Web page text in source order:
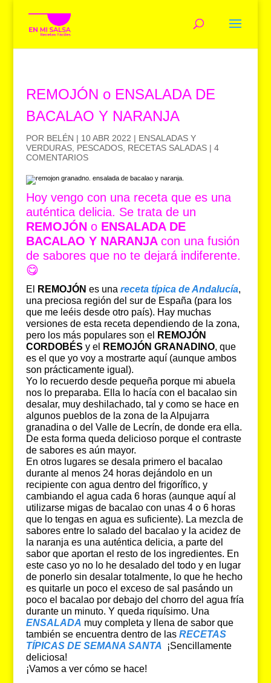
REMOJÓN o ENSALADA DE
BACALAO Y NARANJA
POR BELÉN | 10 ABR 2022 | ENSALADAS Y
VERDURAS, PESCADOS, RECETAS SALADAS| 4
COMENTARIOS
Hoy vengo con una receta que es una
auténtica delicia. Se trata de un
REMOJÓN o ENSALADA DE
BACALAO Y NARANJA con una fusión
de sabores que no te dejará indiferente.
😋
El REMOJÓN es una receta típica de Andalucía,
una preciosa región del sur de España (para los
que me leéis desde otro país). Hay muchas
versiones de esta receta dependiendo de la zona,
pero los más populares son el
REMOJÓN
CORDOBÉS y el REMOJÓN GRANADINO, que
es el que yo voy a mostrarte aquí (aunque ambos
son prácticamente igual).
Yo lo recuerdo desde pequeña porque mi abuela
nos lo preparaba. Ella lo hacía con el bacalao sin
desalar, muy deshilachado, tal y como se hace en
algunos pueblos de la zona de la Alpujarra
granadina o del Valle de Lecrín, de donde era ella.
De esta forma queda delicioso porque el contraste
de sabores es aún mayor.
En otros lugares se desala primero el bacalao
durante al menos 24 horas dejándolo en un
recipiente con agua dentro del frigorífico, y
cambiando el agua cada 6 horas (aunque aquí al
utilizarse migas de bacalao con unas 4 o 6 horas
que lo tengas en agua es suficiente). La mezcla de
sabores entre lo salado del bacalao y la acidez de
la naranja es una auténtica delicia, a parte del
sabor que aportan el resto de los ingredientes. En
este caso yo no lo he desalado del todo y en lugar
de ponerlo sin desalar totalmente, lo que he hecho
es quitarle un poco el exceso de sal pasándo un
poco el bacalao por debajo del chorro del agua fría
durante un minuto. Y queda riquísimo. Una
ENSALADA muy completa y llena de sabor que
también se encuentra dentro de las RECETAS
TÍPICAS DE SEMANA SANTA ¡Sencillamente
deliciosa!
¡Vamos a ver cómo se hace!